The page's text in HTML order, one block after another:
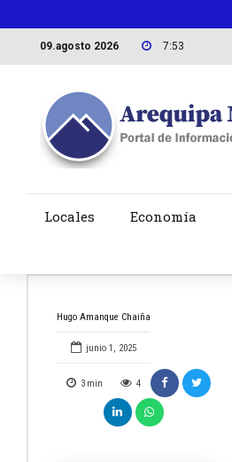
09.agosto 2026 7:53
Locales Economía
Hugo Amanque Chaiña
junio 1, 2025
3 min 4